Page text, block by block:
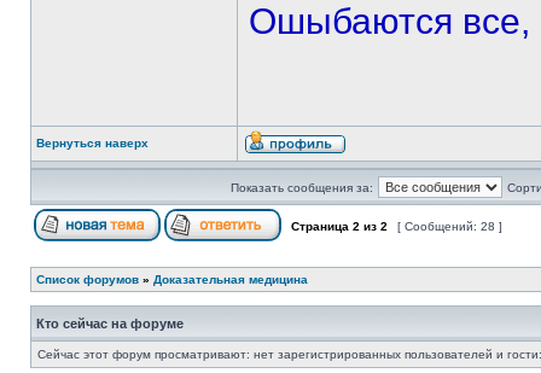
Ошыбаются все,
Вернуться наверх
Показать сообщения за:
Страница 2 из 2 [ Сообщений: 28 ]
Список форумов » Доказательная медицина
Кто сейчас на форуме
Сейчас этот форум просматривают: нет зарегистрированных пользователей и